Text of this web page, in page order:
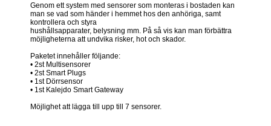
Genom ett system med sensorer som monteras i bostaden kan
man se vad som händer i hemmet hos den anhöriga, samt
kontrollera och styra
hushållsapparater, belysning mm. På så vis kan man förbättra
möjligheterna att undvika risker, hot och skador.
Paketet innehåller följande:
• 2st Multisensorer
• 2st Smart Plugs
• 1st Dörrsensor
• 1st Kalejdo Smart Gateway
Möjlighet att lägga till upp till 7 sensorer.